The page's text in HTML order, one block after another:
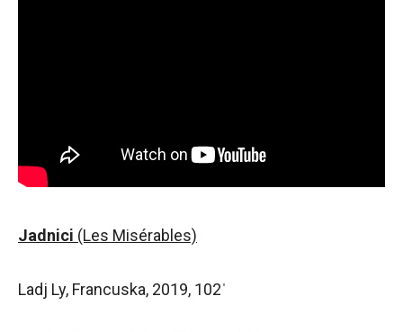
Jadnici (Les Misérables)
Ladj Ly, Francuska, 2019, 102ˈ